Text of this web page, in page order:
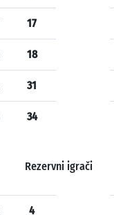
17
18
31
34
Rezervni igrači
4